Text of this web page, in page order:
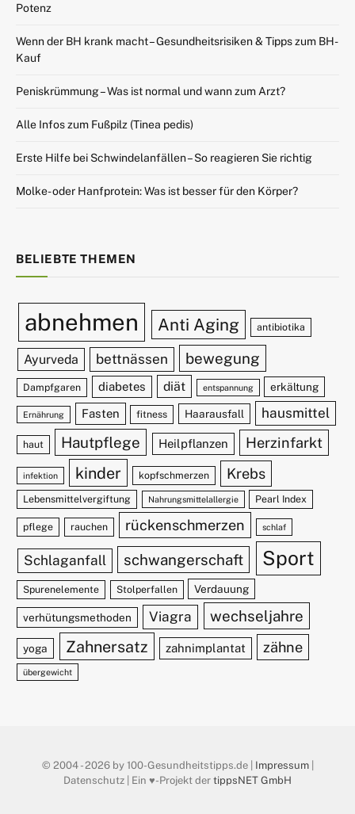
Potenz
Wenn der BH krank macht – Gesundheitsrisiken & Tipps zum BH-
Kauf
Peniskrümmung – Was ist normal und wann zum Arzt?
Alle Infos zum Fußpilz (Tinea pedis)
Erste Hilfe bei Schwindelanfällen – So reagieren Sie richtig
Molke- oder Hanfprotein: Was ist besser für den Körper?
BELIEBTE THEMEN
abnehmen Anti Aging antibiotika
Ayurveda bettnässen bewegung
Dampfgaren diabetes diät entspannung erkältung
Ernährung Fasten fitness Haarausfall hausmittel
haut Hautpflege Heilpflanzen Herzinfarkt
infektion kinder kopfschmerzen Krebs
Lebensmittelvergiftung Nahrungsmittelallergie Pearl Index
pflege rauchen rückenschmerzen schlaf
Schlaganfall schwangerschaft Sport
Spurenelemente Stolperfallen Verdauung
verhütungsmethoden Viagra wechseljahre
yoga Zahnersatz zahnimplantat zähne
übergewicht
© 2004 - 2026 by 100-Gesundheitstipps.de | Impressum|
Datenschutz | Ein ♥️-Projekt der tippsNET GmbH